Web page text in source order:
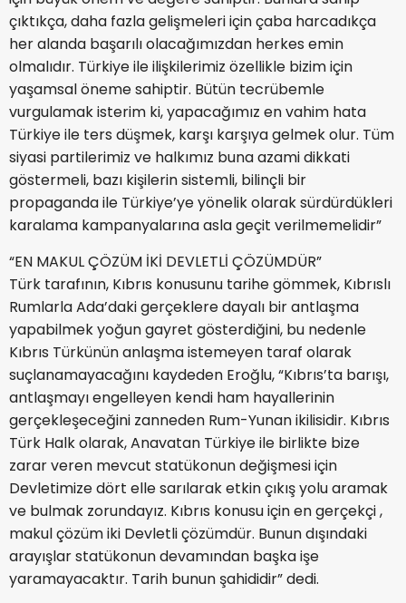
çıktıkça, daha fazla gelişmeleri için çaba harcadıkça
her alanda başarılı olacağımızdan herkes emin
olmalıdır. Türkiye ile ilişkilerimiz özellikle bizim için
yaşamsal öneme sahiptir. Bütün tecrübemle
vurgulamak isterim ki, yapacağımız en vahim hata
Türkiye ile ters düşmek, karşı karşıya gelmek olur. Tüm
siyasi partilerimiz ve halkımız buna azami dikkati
göstermeli, bazı kişilerin sistemli, bilinçli bir
propaganda ile Türkiye’ye yönelik olarak sürdürdükleri
karalama kampanyalarına asla geçit verilmemelidir”
“EN MAKUL ÇÖZÜM İKİ DEVLETLİ ÇÖZÜMDÜR”
Türk tarafının, Kıbrıs konusunu tarihe gömmek, Kıbrıslı
Rumlarla Ada’daki gerçeklere dayalı bir antlaşma
yapabilmek yoğun gayret gösterdiğini, bu nedenle
Kıbrıs Türkünün anlaşma istemeyen taraf olarak
suçlanamayacağını kaydeden Eroğlu, “Kıbrıs’ta barışı,
antlaşmayı engelleyen kendi ham hayallerinin
gerçekleşeceğini zanneden Rum-Yunan ikilisidir. Kıbrıs
Türk Halk olarak, Anavatan Türkiye ile birlikte bize
zarar veren mevcut statükonun değişmesi için
Devletimize dört elle sarılarak etkin çıkış yolu aramak
ve bulmak zorundayız. Kıbrıs konusu için en gerçekçi ,
makul çözüm iki Devletli çözümdür. Bunun dışındaki
arayışlar statükonun devamından başka işe
yaramayacaktır. Tarih bunun şahididir” dedi.